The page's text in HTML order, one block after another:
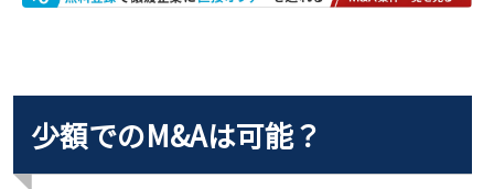
少額でのM&Aは可能？